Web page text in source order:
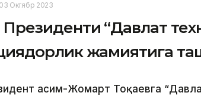
Октябр 2023
“Давлат
жамиятига
Қасим-Жомарт Тоқаевга